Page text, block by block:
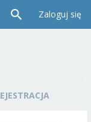
Zaloguj się